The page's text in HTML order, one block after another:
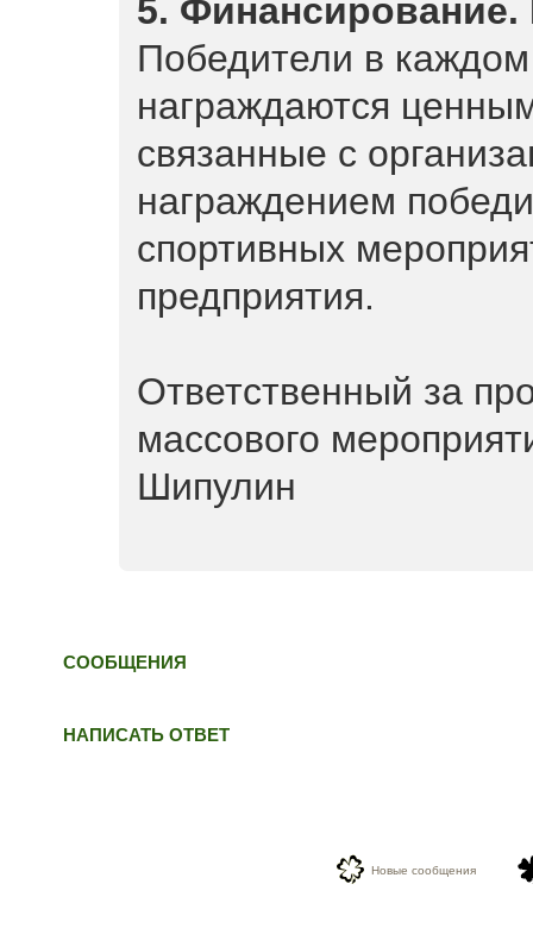
5. Финансирование.
Победители в
награждаются
связанные с
награждением
спортивных
предприятия.
Ответственный за
массового
Шипулин
СООБЩЕНИЯ
НАПИСАТЬ ОТВЕТ
Новые сообщения